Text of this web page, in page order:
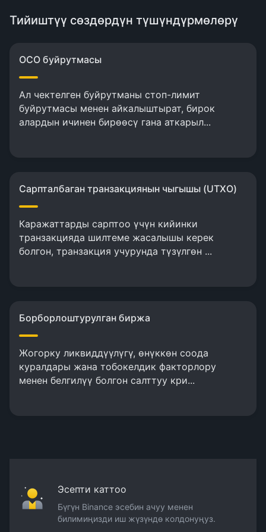
Тийиштүү сөздөрдүн түшүндүрмөлөрү
OCO буйрутмасы
Ал чектелген буйрутманы стоп-лимит
буйрутмасы менен айкалыштырат, бирок
алардын ичинен бирөөсү гана аткарыл...
Сарпталбаган транзакциянын чыгышы (UTXO)
Каражаттарды сарптоо үчүн кийинки
транзакцияда шилтеме жасалышы керек
болгон, транзакция учурунда түзүлгөн ...
Борборлоштурулган биржа
Жогорку ликвиддүүлүгү, өнүккөн соода
куралдары жана тобокелдик факторлору
менен белгилүү болгон салттуу кри...
Эсепти каттоо
Бүгүн Binance эсебин ачуу менен
билимиңизди иш жүзүндө колдонуңуз.